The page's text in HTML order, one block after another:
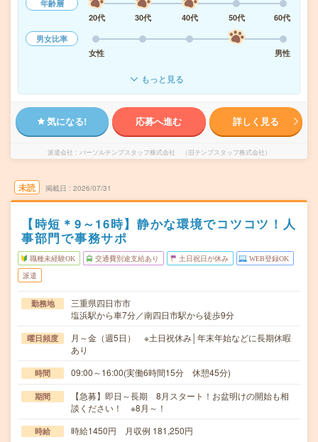
年齢層
20代
30代 40代 50代
60代
男女比率
女性
男性
もっと見る
気になる! 応募へ進む 詳しく見る
派遣会社 パーソルテンプスタッフ株式会社 （旧テンプスタッフ株式会社）
未読 掲載日 2026/07/31
【時短＊9～16時】静かな環境でコツコツ！人
事部門で事務サポ
職種未経験OK 交通費別途支給あり 土日祝日が休み WEB登録OK
派遣
勤務地
三重県四日市市
塩浜駅から車7分／南四日市駅から徒歩9分
曜日頻度
月～金（週5日） ※土日祝休み│年末年始などに長期休暇
あり
時間 09:00～16:00(実働6時間15分 休憩45分)
期間
【急募】即日～長期 8月スタート！お盆明けの開始も相
談ください！ ※8月～！
時給 時給1450円 月収例 181,250円